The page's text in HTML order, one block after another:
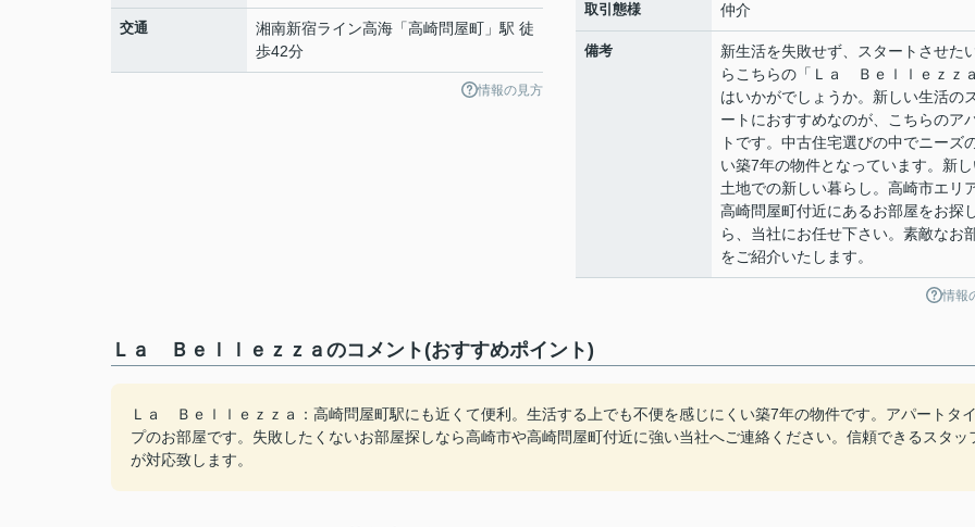
交通 湘南新宿ライン高海 「高崎問屋町 」駅 徒
歩42分
情報の見方
取引態様 仲介
備考
新生活を失敗せず、スタートさせた
らこちらの「Ｌａ Ｂｅｌｌｅｚｚａ
はいかがでしょうか。新しい生活の
ートにおすすめなのが、こちらのア
トです。中古住宅選びの中でニーズ
い築7年の物件となっています。新
土地での新しい暮らし。高崎市エリ
高崎問屋町付近にあるお部屋をお探
ら、当社にお任せ下さい。素敵なお
をご紹介いたします。
情報
Ｌａ Ｂｅｌｌｅｚｚａのコメント(おすすめポイント)
Ｌａ Ｂｅｌｌｅｚｚａ：高崎問屋町駅にも近くて便利。生活する上でも不便を感じにくい築7年の物件です。アパートタイ
プのお部屋です。失敗したくないお部屋探しなら高崎市や高崎問屋町付近に強い当社へご連絡ください。信頼できるスタッ
が対応致します。